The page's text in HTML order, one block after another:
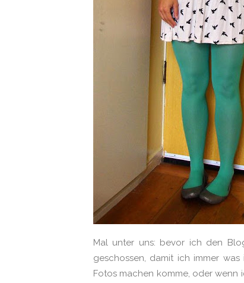
Mal unter uns: bevor ich den
geschossen, damit ich immer
Fotos machen komme, oder wenn